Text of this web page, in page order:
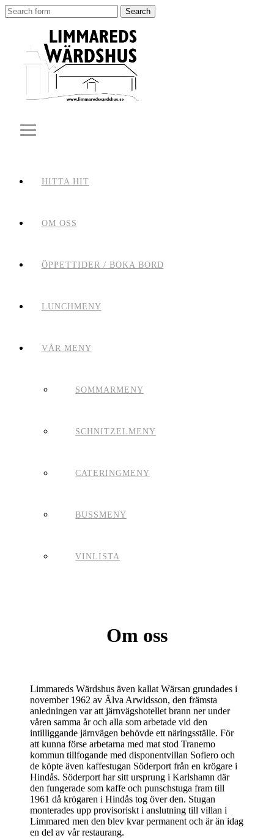
Search
for:
HITTA HIT
OM OSS
ÖPPETTIDER / BOKA BORD
LUNCHMENY
VÅR MENY
SOMMARMENY
SCHNITZELMENY
CATERINGMENY
BUSSMENY
VINLISTA
Om oss
Limmareds Wärdshus även kallat Wärsan grundades i
november 1962 av Älva Arwidsson, den främsta
anledningen var att järnvägshotellet brann ner under
våren samma år och alla som arbetade vid den
intilliggande järnvägen behövde ett näringsställe. För
att kunna förse arbetarna med mat stod Tranemo
kommun tillfogande med disponentvillan Sofiero och
de köpte även kaffestugan Söderport från en krögare i
Hindås. Söderport har sitt ursprung i Karlshamn där
den fungerade som kaffe och punschstuga fram till
1961 då krögaren i Hindås tog över den. Stugan
monterades upp provisoriskt i anslutning till villan i
Limmared men den blev kvar permanent och är än idag
en del av vår restaurang.